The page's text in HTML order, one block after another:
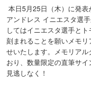
本日5月25日（木）に発
アンドレス イニエスタ選
してはイニエスタ選手と
刻まれることを願いメモ
せいたします。メモリア
おり、数量限定の直筆サ
見逃しなく！